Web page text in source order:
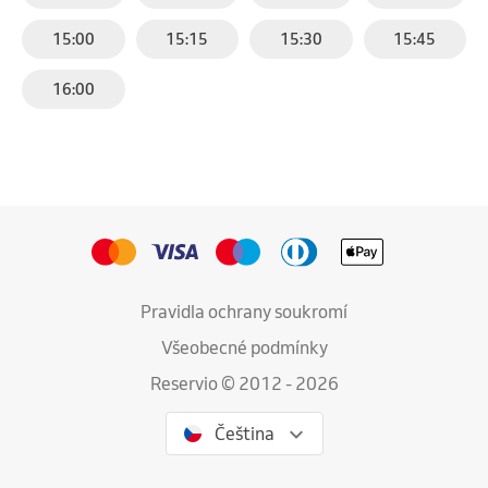
15:00 15:15 15:30 15:45
16:00
Pravidla ochrany soukromí
Všeobecné podmínky
Reservio © 2012 - 2026
Čeština